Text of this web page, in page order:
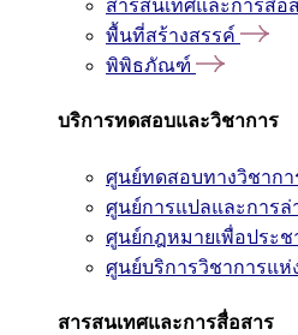
สารสนเทศและการสื่อ
พื้นที่สร้างสรรค์
พิพิธภัณฑ์
บริการทดสอบและวิชาการ
ศูนย์ทดสอบทางวิชากา
ศูนย์การแปลและการล่
ศูนย์กฎหมายเพื่อประ
ศูนย์บริการวิชาการแ
สารสนเทศและการสื่อสาร